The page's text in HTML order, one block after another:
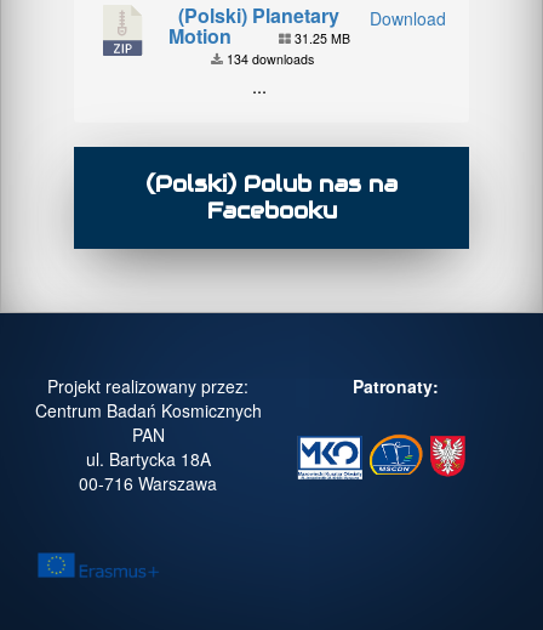
Download
(Polski) Planetary
Motion
31.25 MB
134 downloads
...
(Polski) Polub nas na
Facebooku
Projekt realizowany przez:
Centrum Badań Kosmicznych
PAN
ul. Bartycka 18A
00-716 Warszawa
Patronaty: